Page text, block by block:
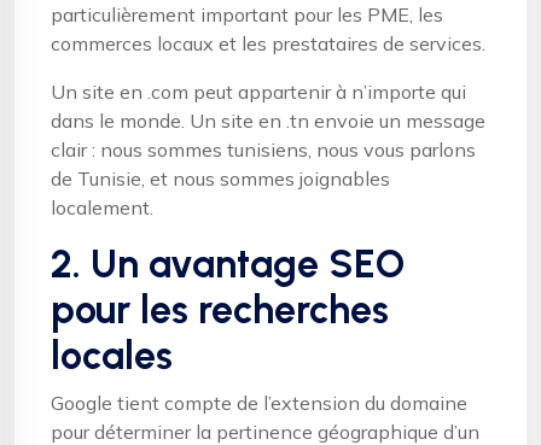
particulièrement important pour les PME, les
commerces locaux et les prestataires de services.
Un site en .com peut appartenir à n’importe qui
dans le monde. Un site en .tn envoie un message
clair : nous sommes tunisiens, nous vous parlons
de Tunisie, et nous sommes joignables
localement.
2. Un avantage SEO
pour les recherches
locales
Google tient compte de l’extension du domaine
pour déterminer la pertinence géographique d’un